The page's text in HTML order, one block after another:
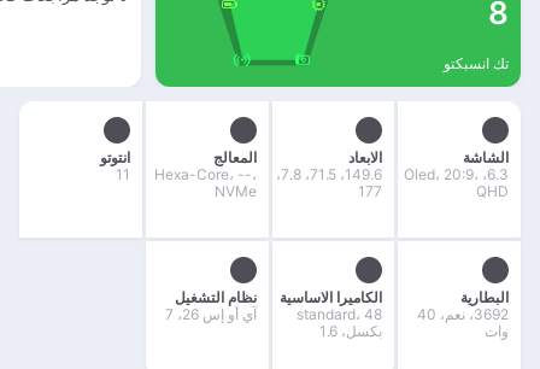
8
تك انسبكتو
الشاشة
6.3، Oled، 20:9،
QHD
الابعاد
149.6، 71.5، 7.8،
177
المعالج
Hexa-Core، --،
NVMe
انتوتو
11
البطارية
3692، نعم، 40
وات
الكاميرا الاساسية
standard، 48
بكسل، 1.6
نظام التشغيل
آي أو إس 26، 7